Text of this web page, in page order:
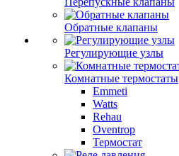
Обратные клапаны
Регулирующие узлы
Комнатные термостаты
Emmeti
Watts
Rehau
Oventrop
Термостат